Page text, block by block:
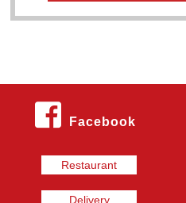
Facebook
Restaurant
Delivery